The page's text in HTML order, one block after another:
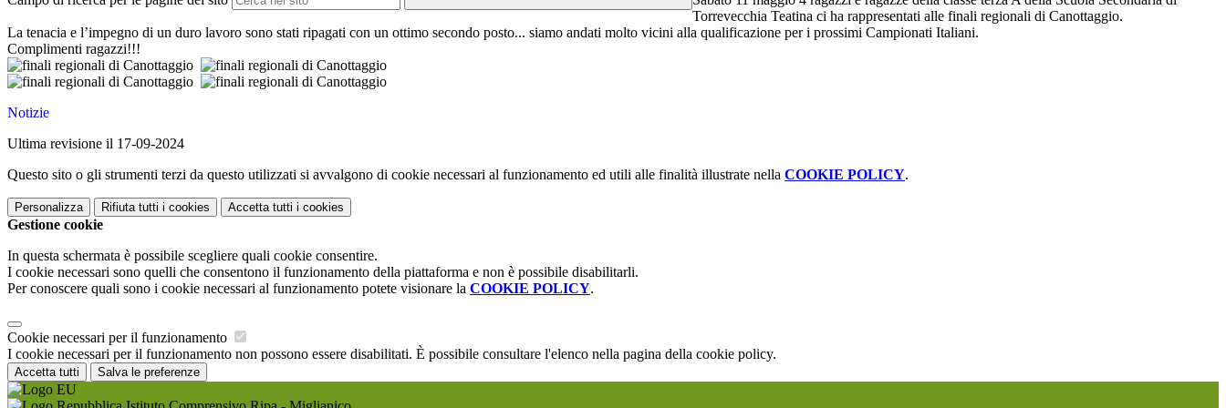
Torrevecchia Teatina ci ha rappresentati alle finali regionali di Canottaggio.
La tenacia e l’impegno di un duro lavoro sono stati ripagati con un ottimo secondo posto... siamo andati molto vicini alla qualificazione per i prossimi Campionati Italiani.
Complimenti ragazzi!!!
Notizie
Ultima revisione il 17-09-2024
Questo sito o gli strumenti terzi da questo utilizzati si avvalgono di cookie necessari al funzionamento ed utili alle finalità illustrate nella COOKIE POLICY.
Personalizza Rifiuta tutti i cookies Accetta tutti i cookies
Gestione cookie
In questa schermata è possibile scegliere quali cookie consentire.
I cookie necessari sono quelli che consentono il funzionamento della piattaforma e non è possibile disabilitarli.
Per conoscere quali sono i cookie necessari al funzionamento potete visionare la COOKIE POLICY.
Cookie necessari per il funzionamento
I cookie necessari per il funzionamento non possono essere disabilitati. È possibile consultare l'elenco nella pagina della cookie policy.
Accetta tutti Salva le preferenze